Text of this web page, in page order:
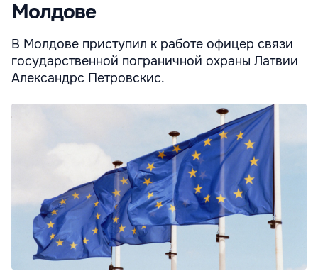
Молдове
В Молдове приступил к работе офицер связи
государственной пограничной охраны Латвии
Александрс Петровскис.